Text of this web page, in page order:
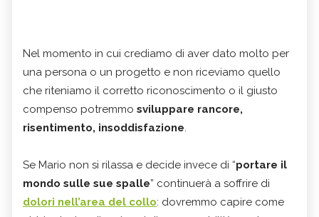
Nel momento in cui crediamo di aver dato molto per
una persona o un progetto e non riceviamo quello
che riteniamo il corretto riconoscimento o il giusto
compenso potremmo sviluppare rancore,
risentimento, insoddisfazione.
Se Mario non si rilassa e decide invece di “portare il
mondo sulle sue spalle” continuerà a soffrire di
dolori nell’area del collo: dovremmo capire come